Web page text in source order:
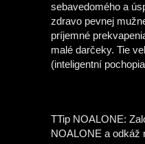
sebavedomého a
zdravo pevnej
príjemné
malé darčeky. Tie
(inteligentní
TTip NOALONE:
NOALONE a odkáž